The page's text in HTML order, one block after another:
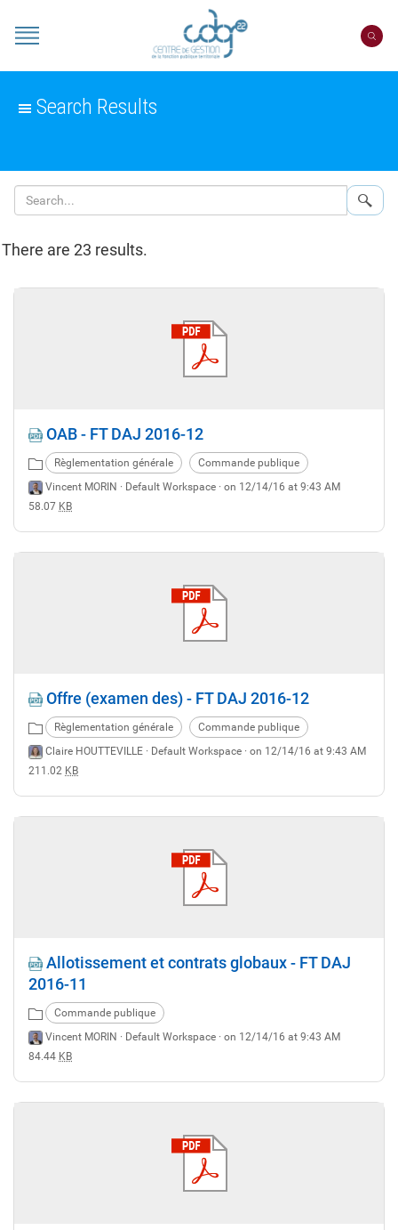
CDG
22
Search Results
There are 23 results.
OAB - FT DAJ 2016-12
Règlementation générale
Commande publique
Vincent MORIN · Default Workspace · on 12/14/16 at 9:43 AM
58.07 KB
Offre (examen des) - FT DAJ 2016-12
Règlementation générale
Commande publique
Claire HOUTTEVILLE · Default Workspace · on 12/14/16 at 9:43 AM
211.02 KB
Allotissement et contrats globaux - FT DAJ
2016-11
Commande publique
Vincent MORIN · Default Workspace · on 12/14/16 at 9:43 AM
84.44 KB